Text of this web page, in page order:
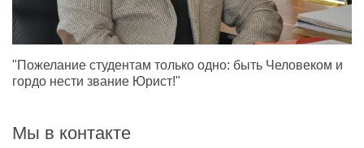
"Пожелание студентам только одно: быть Человеком и
гордо нести звание Юрист!"
Мы в контакте